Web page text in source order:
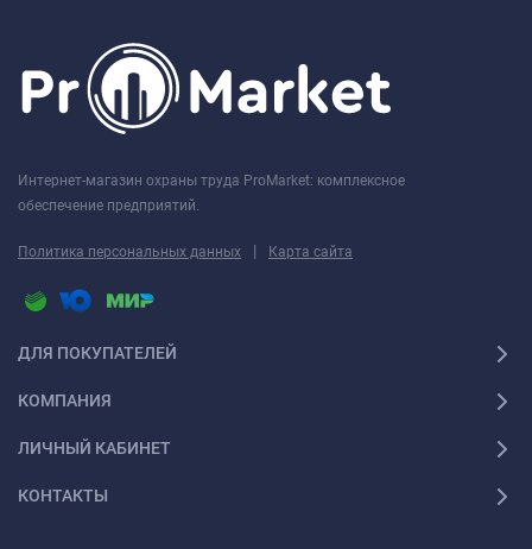
Интернет-магазин охраны труда ProMarket: комплексное
обеспечение предприятий.
Политика персональных данных | Карта сайта
ДЛЯ ПОКУПАТЕЛЕЙ
КОМПАНИЯ
ЛИЧНЫЙ КАБИНЕТ
КОНТАКТЫ